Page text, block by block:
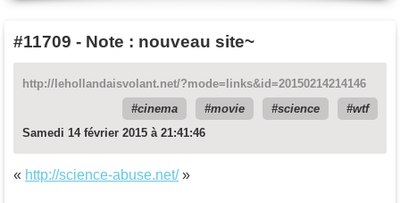
#11709 - Note : nouveau site~
http://lehollandaisvolant.net/?mode=links&id=20150214214146
cinema
movie science
wtf
Samedi 14 février 2015 à 21:41:46
« http://science-abuse.net/»